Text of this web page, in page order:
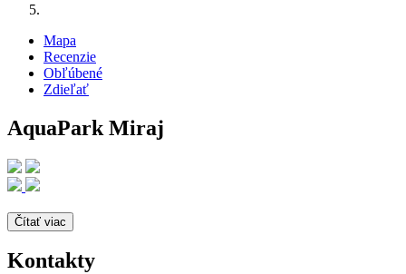
Mapa
Recenzie
Obľúbené
Zdieľať
AquaPark Miraj
Čítať viac
Kontakty